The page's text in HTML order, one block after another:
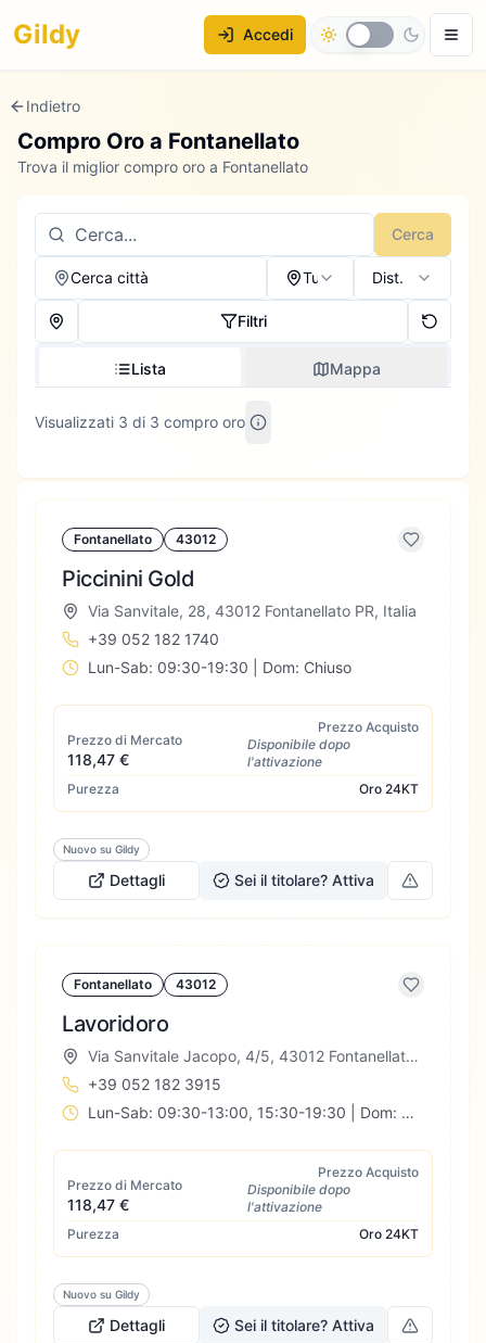
Gildy Accedi
Indietro
Compro Oro a Fontanellato
Trova il miglior compro oro a Fontanellato
Cerca
Cerca città Tutti Dist.
Filtri
Lista Mappa
Visualizzati 3 di 3 compro oro
Fontanellato 43012
Piccinini Gold
Via Sanvitale, 28, 43012 Fontanellato PR, Italia
+39 052 182 1740
Lun-Sab: 09:30-19:30 | Dom: Chiuso
Prezzo di Mercato
118,47 €
Prezzo Acquisto
Disponibile dopo
l'attivazione
Purezza
Oro 24KT
Nuovo su Gildy
Dettagli Sei il titolare? Attiva
Fontanellato 43012
Lavoridoro
Via Sanvitale Jacopo, 4/5, 43012 Fontanellato PR, Italia
+39 052 182 3915
Lun-Sab: 09:30-13:00, 15:30-19:30 | Dom: Chiuso
Prezzo di Mercato
118,47 €
Prezzo Acquisto
Disponibile dopo
l'attivazione
Purezza
Oro 24KT
Nuovo su Gildy
Dettagli Sei il titolare? Attiva